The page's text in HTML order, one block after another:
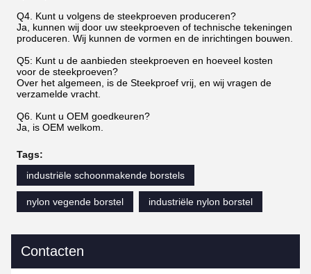
Q4. Kunt u volgens de steekproeven produceren?
Ja, kunnen wij door uw steekproeven of technische tekeningen
produceren. Wij kunnen de vormen en de inrichtingen bouwen.
Q5: Kunt u de aanbieden steekproeven en hoeveel kosten
voor de steekproeven?
Over het algemeen, is de Steekproef vrij, en wij vragen de
verzamelde vracht.
Q6. Kunt u OEM goedkeuren?
Ja, is OEM welkom.
Tags:
industriële schoonmakende borstels
nylon vegende borstel industriële nylon borstel
Contacten